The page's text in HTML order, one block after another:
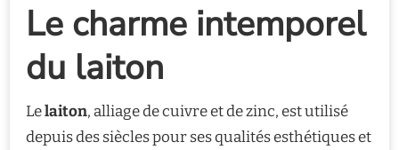
Le charme intemporel
du laiton
Lelaiton, alliage de cuivre et de zinc, est utilisé
depuis des siècles pour ses qualités esthétiques et